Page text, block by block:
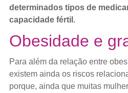
determinados tipos de
capacidade fértil.
Obesidade e
Para além da relação entre
existem ainda os riscos
porque, ainda que muitas